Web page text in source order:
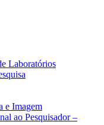
Laboratórios
e Imagem
ao Pesquisador –